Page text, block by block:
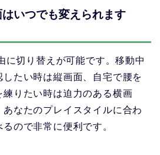
いつでも変えられます
に切り替えが可能です。移動中
たい時は縦画面、自宅で腰を
りたい時は迫力のある横画
なたのプレイスタイルに合わ
ので非常に便利です。